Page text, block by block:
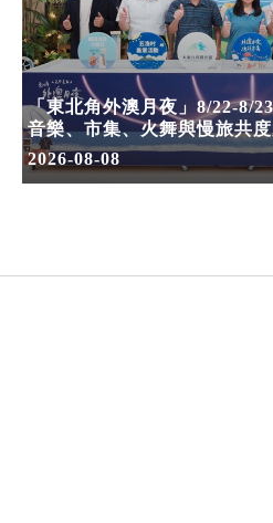
「東北角外澳月夜」8/22-8/
音樂、市集、火舞與慢旅共
2026-08-08